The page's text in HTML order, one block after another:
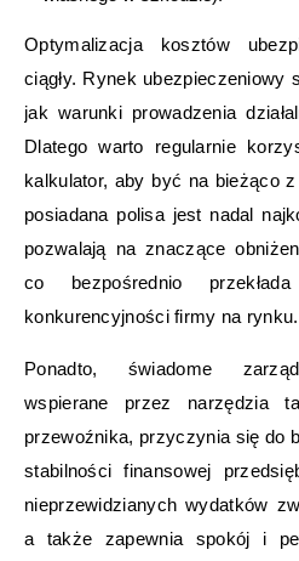
Optymalizacja kosztów
ciągły. Rynek ubezpieczeniowy
jak warunki prowadzenia
Dlatego warto regularnie
kalkulator, aby być na bieżąco
posiadana polisa jest nadal
pozwalają na znaczące
co bezpośrednio
konkurencyjności firmy na rynku.
Ponadto, świadome
wspierane przez narzędzia
przewoźnika, przyczynia się do
stabilności finansowej
nieprzewidzianych wydatków
a także zapewnia spokój i